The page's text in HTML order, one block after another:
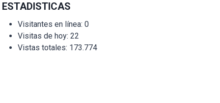
ESTADISTICAS
Visitantes en línea: 0
Visitas de hoy: 22
Vistas totales: 173.774